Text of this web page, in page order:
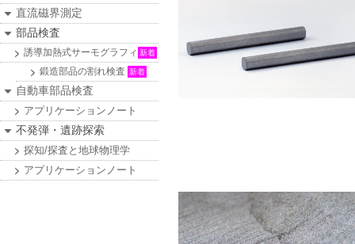
直流磁界測定
部品検査
誘導加熱式サーモグラフィ 新着
鍛造部品の割れ検査 新着
自動車部品検査
アプリケーションノート
不発弾・遺跡探索
探知/探査と地球物理学
アプリケーションノート